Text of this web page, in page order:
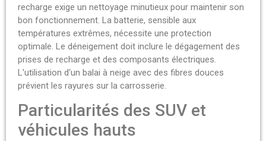
recharge exige un nettoyage minutieux pour maintenir son
bon fonctionnement. La batterie, sensible aux
températures extrêmes, nécessite une protection
optimale. Le déneigement doit inclure le dégagement des
prises de recharge et des composants électriques.
L'utilisation d'un balai à neige avec des fibres douces
prévient les rayures sur la carrosserie.
Particularités des SUV et
véhicules hauts